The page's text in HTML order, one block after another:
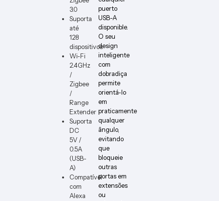
3.0
Suporta
até
128
dispositivos
Wi-Fi
2.4GHz
/
Zigbee
/
Range
Extender
Suporta
DC
5V /
0.5A
(USB-
A)
Compatível
com
Alexa
puerto
USB-A
disponible.
O seu
design
inteligente
com
dobradiça
permite
orientá-lo
em
praticamente
qualquer
ângulo,
evitando
que
bloqueie
outras
portas em
extensões
ou